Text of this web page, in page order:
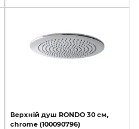
Верхній душ RONDO 30 см,
chrome (100090796)